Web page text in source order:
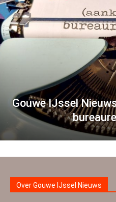
Gouwe IJssel
Over Gouwe IJssel Nieuws